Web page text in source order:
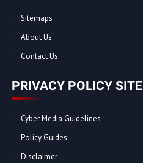
Sitemaps
About Us
Contact Us
PRIVACY POLICY SITE
Cyber Media Guidelines
Policy Guides
Disclaimer